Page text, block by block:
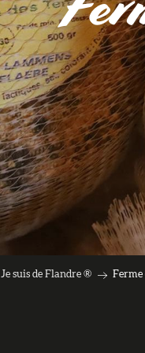
Je suis de Flandre ® Ferme